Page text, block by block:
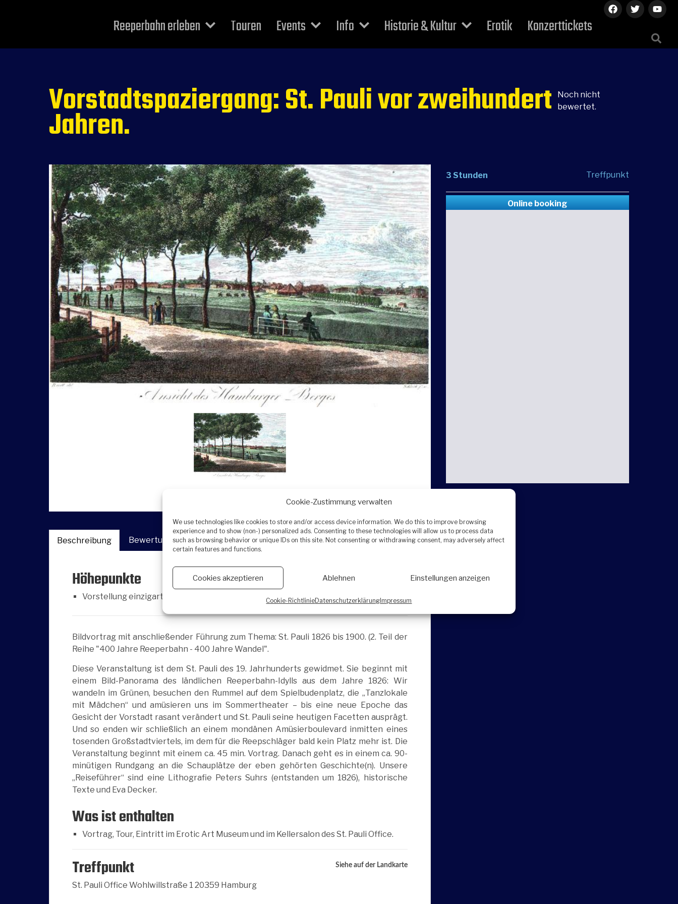
Cookie-Zustimmung verwalten
We use technologies like cookies to store and/or access device information. We do this to improve browsing
experience and to show (non-) personalized ads. Consenting to these technologies will allow us to process data
such as browsing behavior or unique IDs on this site. Not consenting or withdrawing consent, may adversely affect
certain features and functions.
Cookies akzeptieren Ablehnen Einstellungen anzeigen
Cookie-RichtlinieDatenschutzerklärung Impressum
Reeperbahn erleben Touren Events Info Historie & Kultur Erotik Konzerttickets
Vorstadtspaziergang: St. Pauli vor zweihundert
Jahren.
Noch nicht
bewertet.
Beschreibung Bewertungen (0)
Höhepunkte
Vorstellung einzigartiger historischer Quellen aus dem 19. Jahrhundert
Bildvortrag mit anschließender Führung zum Thema: St. Pauli 1826 bis 1900. (2. Teil der
Reihe "400 Jahre Reeperbahn - 400 Jahre Wandel".
Diese Veranstaltung ist dem St. Pauli des 19. Jahrhunderts gewidmet. Sie beginnt mit
einem Bild-Panorama des ländlichen Reeperbahn-Idylls aus dem Jahre 1826: Wir
wandeln im Grünen, besuchen den Rummel auf dem Spielbudenplatz, die „Tanzlokale
mit Mädchen“ und amüsieren uns im Sommertheater – bis eine neue Epoche das
Gesicht der Vorstadt rasant verändert und St. Pauli seine heutigen Facetten ausprägt.
Und so enden wir schließlich an einem mondänen Amüsierboulevard inmitten eines
tosenden Großstadtviertels, im dem für die Reepschläger bald kein Platz mehr ist. Die
Veranstaltung beginnt mit einem ca. 45 min. Vortrag. Danach geht es in einem ca. 90-
minütigen Rundgang an die Schauplätze der eben gehörten Geschichte(n). Unsere
„Reiseführer“ sind eine Lithografie Peters Suhrs (entstanden um 1826), historische
Texte und Eva Decker.
Was ist enthalten
Vortrag, Tour, Eintritt im Erotic Art Museum und im Kellersalon des St. Pauli Office.
Treffpunkt Siehe auf der Landkarte
St. Pauli Office Wohlwillstraße 1 20359 Hamburg
3 Stunden Treffpunkt
Online booking